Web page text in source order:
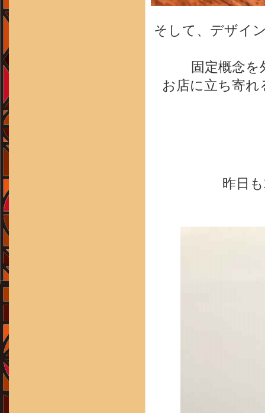
そして、デザイ
固定概念
お店に立ち寄
昨日